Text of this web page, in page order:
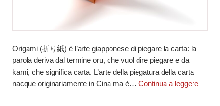
Origami (折り紙) è l’arte giapponese di piegare la carta: la
parola deriva dal termine oru, che vuol dire piegare e da
kami, che significa carta. L’arte della piegatura della carta
nacque originariamente in Cina ma è… Continua a leggere